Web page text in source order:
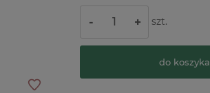
- + szt.
do koszyka